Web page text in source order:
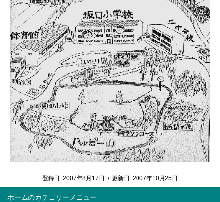
ホーム
登録日: 2007年8月17日 / 更新日: 2007年10月25日